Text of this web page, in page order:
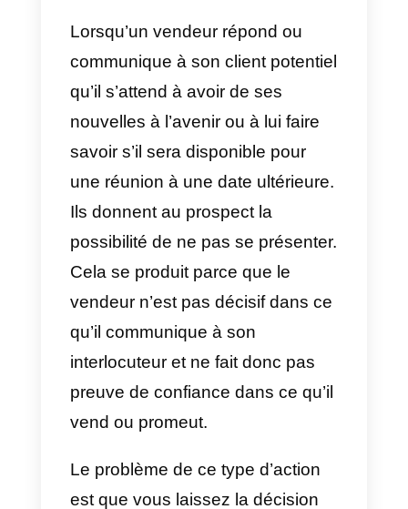
ses besoins. Tout cela dans le
de comprendre leurs problèmes
et de pouvoir établir une relation
avec cette personne.
Lorsque les clients potentiels
vous font confiance, il devient
beaucoup plus facile de leur
vendre. Pour cette raison, la
recherche est essentielle,
également parce que vous
pouvez attaquer le besoin de la
de tourner autour du pot ou des